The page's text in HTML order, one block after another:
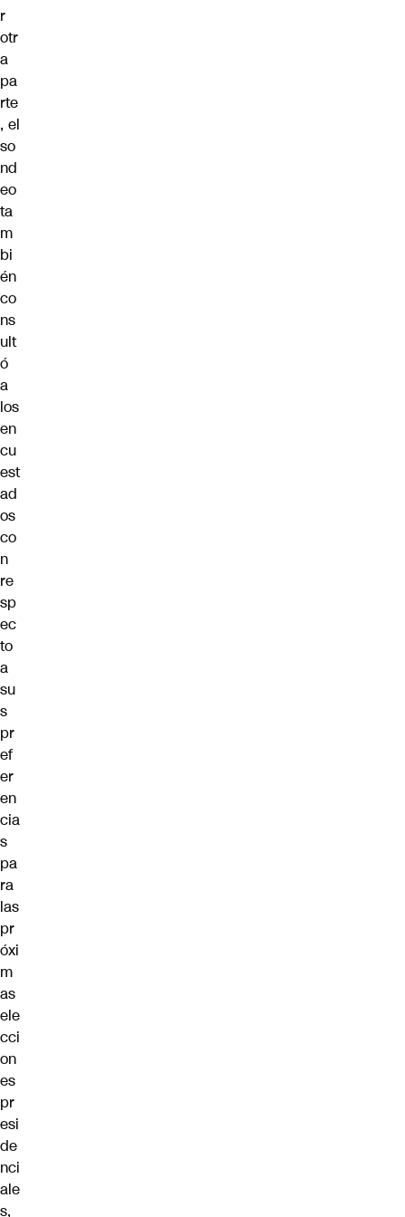
r
otr
a
pa
rte
, el
so
nd
eo
ta
m
bi
én
co
ns
ult
ó
a
los
en
cu
est
ad
os
co
n
re
sp
ec
to
a
su
s
pr
ef
er
en
cia
s
pa
ra
las
pr
óxi
m
as
ele
cci
on
es
pr
esi
de
nci
ale
s,